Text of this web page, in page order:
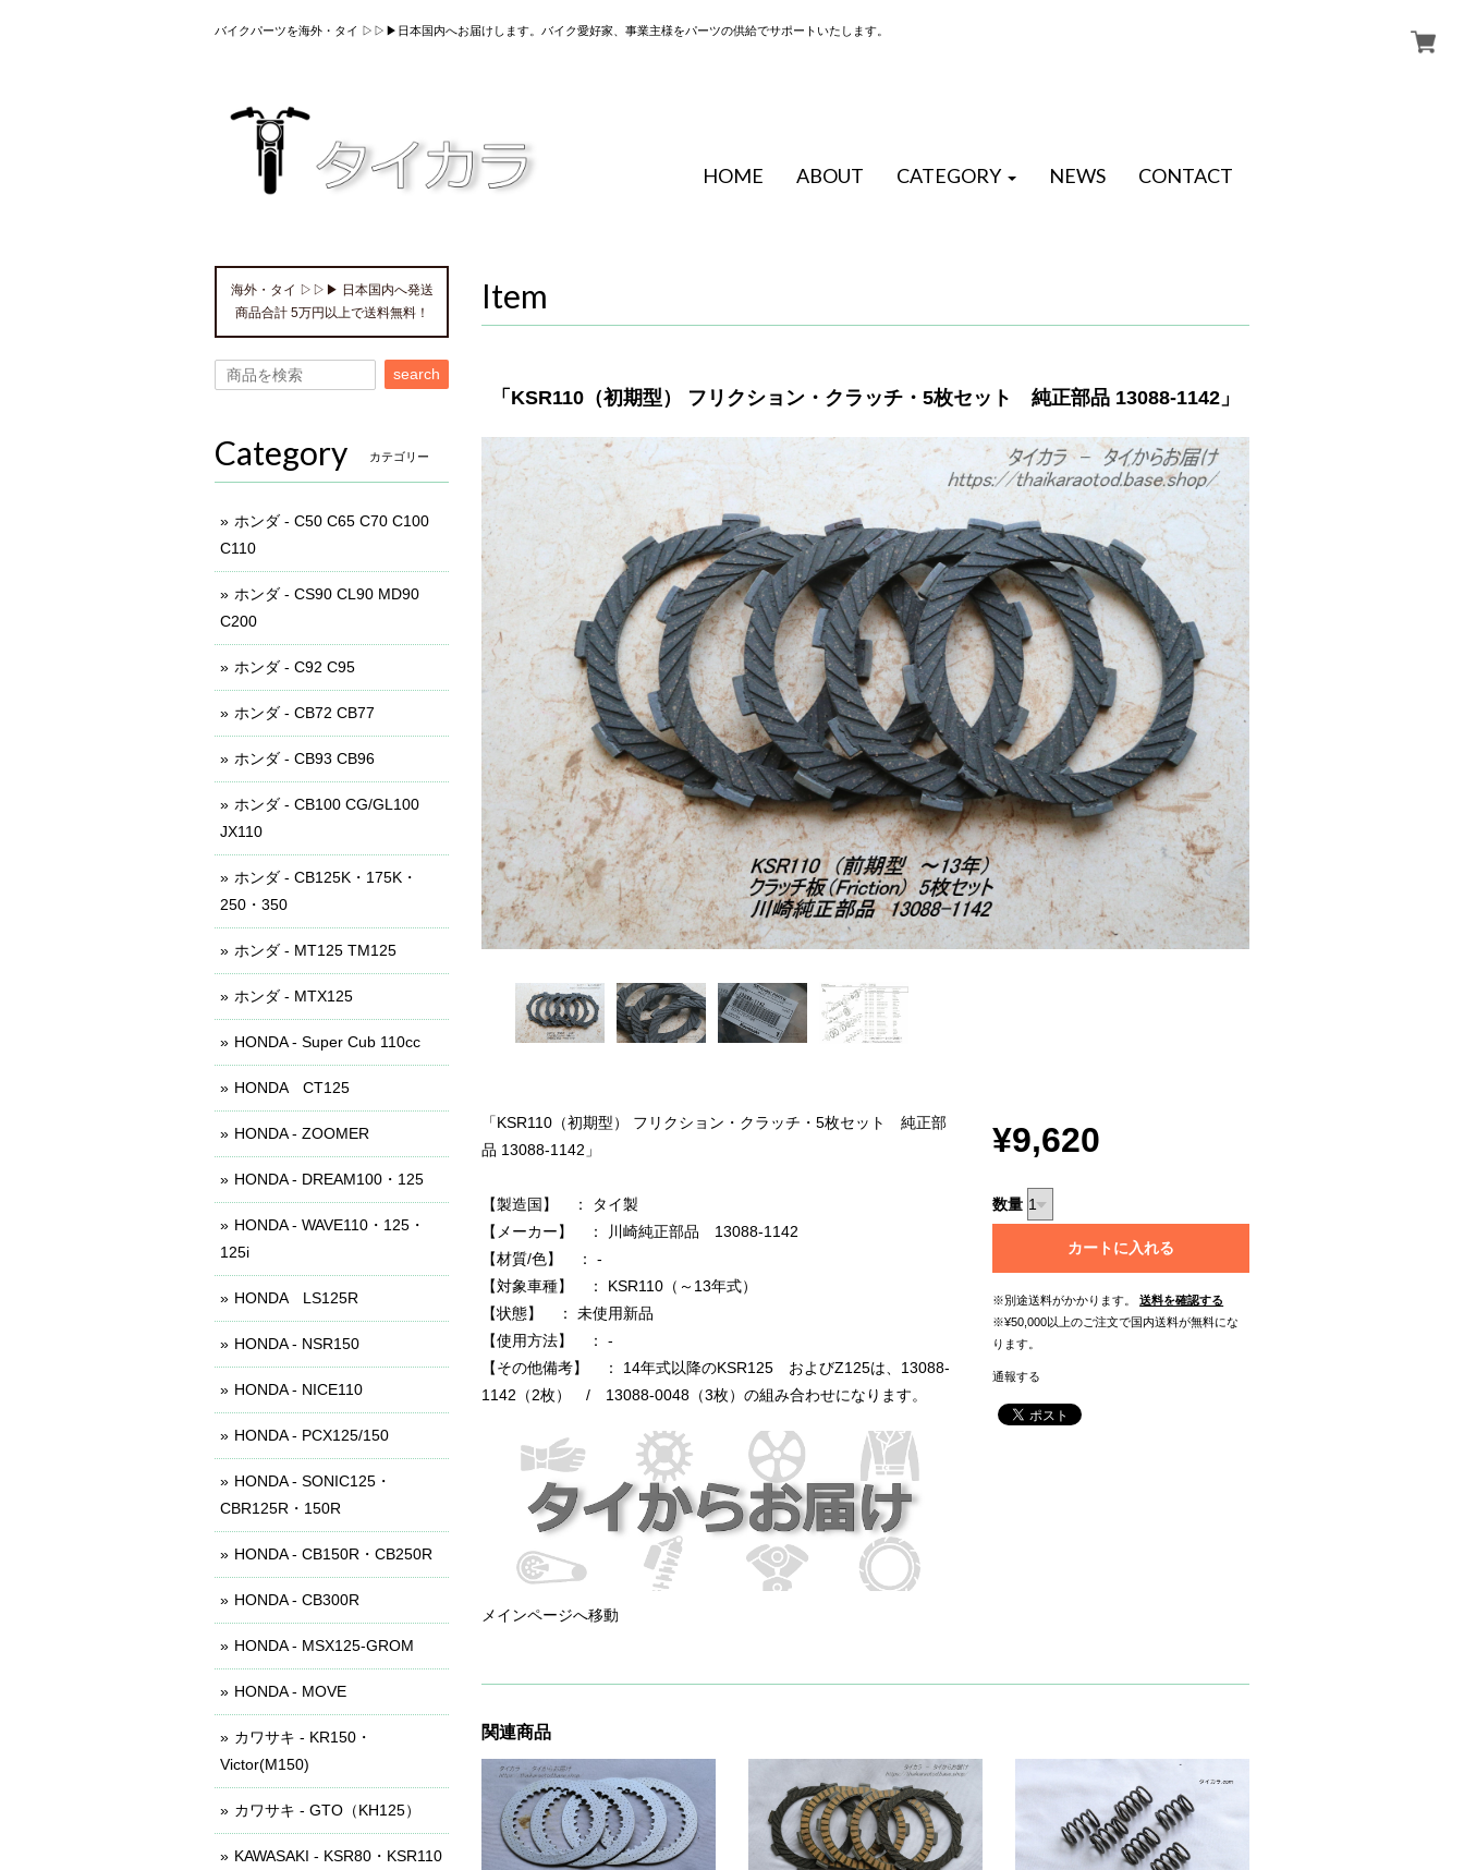
バイクパーツを海外・タイ ▷▷▶日本国内へお届けします。バイク愛好家、事業主様をパーツの供給でサポートいたします。
HOME ABOUT CATEGORY NEWS CONTACT
Item
「KSR110（初期型） フリクション・クラッチ・5枚セット 純正部品 13088-1142」
「KSR110（初期型） フリクション・クラッチ・5枚セット 純正部
品 13088-1142」
【製造国】 ： タイ製
【メーカー】 ： 川崎純正部品 13088-1142
【材質/色】 ： -
【対象車種】 ： KSR110（～13年式）
【状態】 ： 未使用新品
【使用方法】 ： -
【その他備考】 ： 14年式以降のKSR125 およびZ125は、13088-
1142（2枚） / 13088-0048（3枚）の組み合わせになります。
メインページへ移動
¥9,620
数量
カートに入れる
※別途送料がかかります。
送料を確認する
※¥50,000以上のご注文で国内送料が無料にな
ります。
通報する
関連商品
海外・タイ ▷▷▶ 日本国内へ発送
商品合計 5万円以上で送料無料！
search
Category カテゴリー
ホンダ - C50 C65 C70 C100
C110
ホンダ - CS90 CL90 MD90
C200
ホンダ - C92 C95
ホンダ - CB72 CB77
ホンダ - CB93 CB96
ホンダ - CB100 CG/GL100
JX110
ホンダ - CB125K・175K・
250・350
ホンダ - MT125 TM125
ホンダ - MTX125
HONDA - Super Cub 110cc
HONDA CT125
HONDA - ZOOMER
HONDA - DREAM100・125
HONDA - WAVE110・125・
125i
HONDA LS125R
HONDA - NSR150
HONDA - NICE110
HONDA - PCX125/150
HONDA - SONIC125・
CBR125R・150R
HONDA - CB150R・CB250R
HONDA - CB300R
HONDA - MSX125-GROM
HONDA - MOVE
カワサキ - KR150・
Victor(M150)
カワサキ - GTO（KH125）
KAWASAKI - KSR80・KSR110